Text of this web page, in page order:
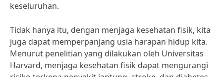
keseluruhan.
Tidak hanya itu, dengan menjaga kesehatan fisik, kita
juga dapat memperpanjang usia harapan hidup kita.
Menurut penelitian yang dilakukan oleh Universitas
Harvard, menjaga kesehatan fisik dapat mengurangi